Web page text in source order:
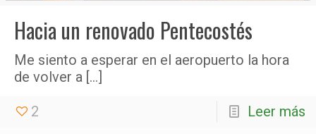
Hacia un renovado Pentecostés
Me siento a esperar en el aeropuerto la hora
de volver a […]
2 Leer más